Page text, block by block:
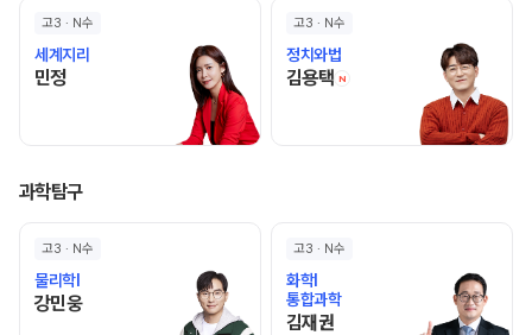
고3 · N수
세계지리
민정민정 선생님 홈 바로가기
고3 · N수
정치와법
김용택 N 김용택 선생님 홈 바로
과학탐구
고3 · N수
물리학I
강민웅강민웅 선생님 홈 바로가기
고3 · N수
화학I
통합과학
김재권김재권 선생님 홈 바로가기